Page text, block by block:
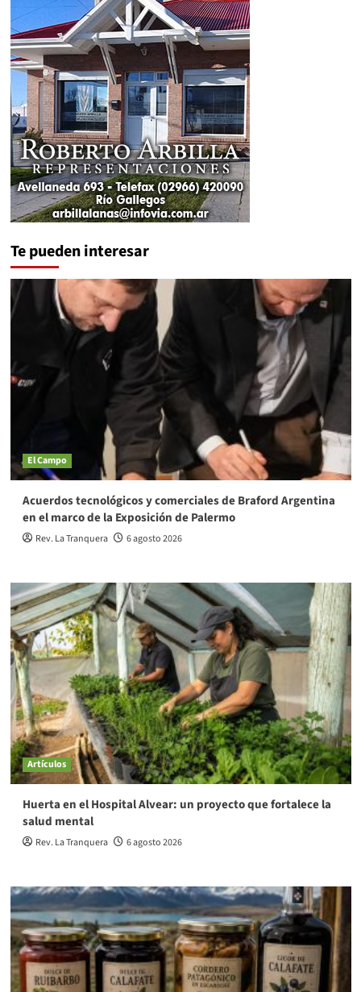
Te pueden interesar
El Campo
Acuerdos tecnológicos y comerciales de Braford Argentina
en el marco de la Exposición de Palermo
Rev. La Tranquera 6 agosto 2026
Artículos
Huerta en el Hospital Alvear: un proyecto que fortalece la
salud mental
Rev. La Tranquera 6 agosto 2026